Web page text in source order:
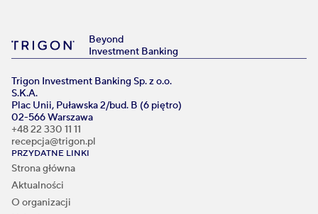
Beyond
Investment Banking
Trigon Investment Banking Sp. z o.o.
S.K.A.
Plac Unii, Puławska 2/bud. B (6 piętro)
02-566 Warszawa
+48 22 330 11 11
recepcja@trigon.pl
PRZYDATNE LINKI
Strona główna
Aktualności
O organizacji